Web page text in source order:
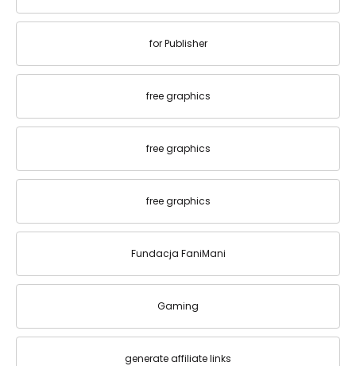
for Publisher
free graphics
free graphics
free graphics
Fundacja FaniMani
Gaming
generate affiliate links